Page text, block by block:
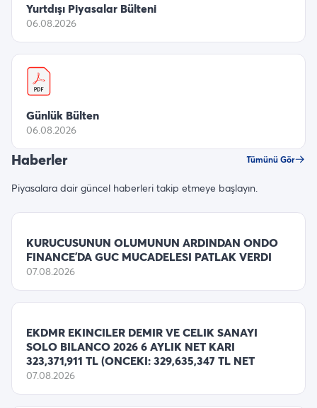
Yurtdışı Piyasalar Bülteni
06.08.2026
Günlük Bülten
06.08.2026
Haberler Tümünü Gör
Piyasalara dair güncel haberleri takip etmeye başlayın.
KURUCUSUNUN OLUMUNUN ARDINDAN ONDO
FINANCE’DA GUC MUCADELESI PATLAK VERDI
07.08.2026
EKDMR EKINCILER DEMIR VE CELIK SANAYI
SOLO BILANCO 2026 6 AYLIK NET KARI
323,371,911 TL (ONCEKI: 329,635,347 TL NET
07.08.2026